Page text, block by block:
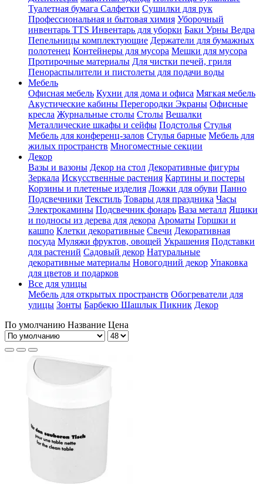
Туалетная бумага Салфетки Сушилки для рук
Профессиональная и бытовая химия Уборочный
инвентарь TTS Инвентарь для уборки Баки Урны Ведра
Пепельницы комплектующие Держатели для бумажных
полотенец Контейнеры для мусора Мешки для мусора
Протирочные материалы Для чистки печей, гриля
Пенораспылители и пистолеты для подачи воды
Мебель
Офисная мебель Кухни для дома и офиса Мягкая мебель
Акустические кабины Перегородки Экраны Офисные
кресла Журнальные столы Столы Вешалки
Металлические шкафы и сейфы Подстолья Стулья
Мебель для конференц-залов Стулья барные Мебель для
жилых пространств Многоместные секции
Декор
Вазы и вазоны Декор на стол Декоративные фигуры
Зеркала Искусственные растения Картины и постеры
Корзины и плетеные изделия Ложки для обуви Панно
Подсвечники Текстиль Товары для праздника Часы
Электрокамины Подсвечник фонарь Ваза металл Ящики
и подносы из дерева для декора Ароматы Горшки и
кашпо Клетки декоративные Свечи Декоративная
посуда Муляжи фруктов, овощей Украшения Подставки
для растений Садовый декор Натуральные
декоративные материалы Новогодний декор Упаковка
для цветов и подарков
Все для улицы
Мебель для открытых пространств Обогреватели для
улицы Зонты Барбекю Шашлык Пикник Декор
По умолчанию Название Цена